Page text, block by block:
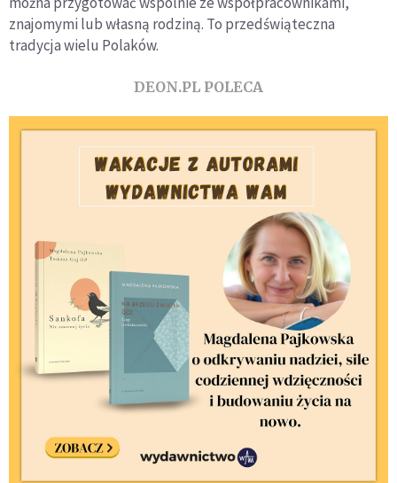
znajomymi lub własną rodziną. To przedświąteczna
tradycja wielu Polaków.
DEON.PL POLECA